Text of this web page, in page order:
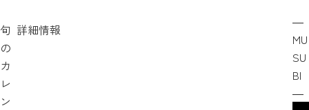
旬
の
カ
レ
ン
詳細情報
―
MU
SU
BI
―